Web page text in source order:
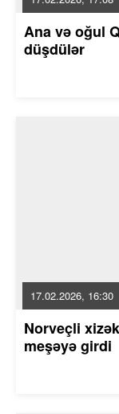
Ana və oğul
düşdülər
17.02.2026, 16:30
Norveçli
meşəyə girdi